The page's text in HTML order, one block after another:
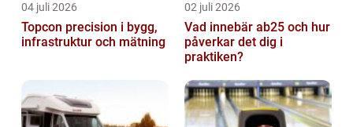
04 juli 2026
Topcon precision i bygg,
infrastruktur och mätning
02 juli 2026
Vad innebär ab25 och hur
påverkar det dig i
praktiken?